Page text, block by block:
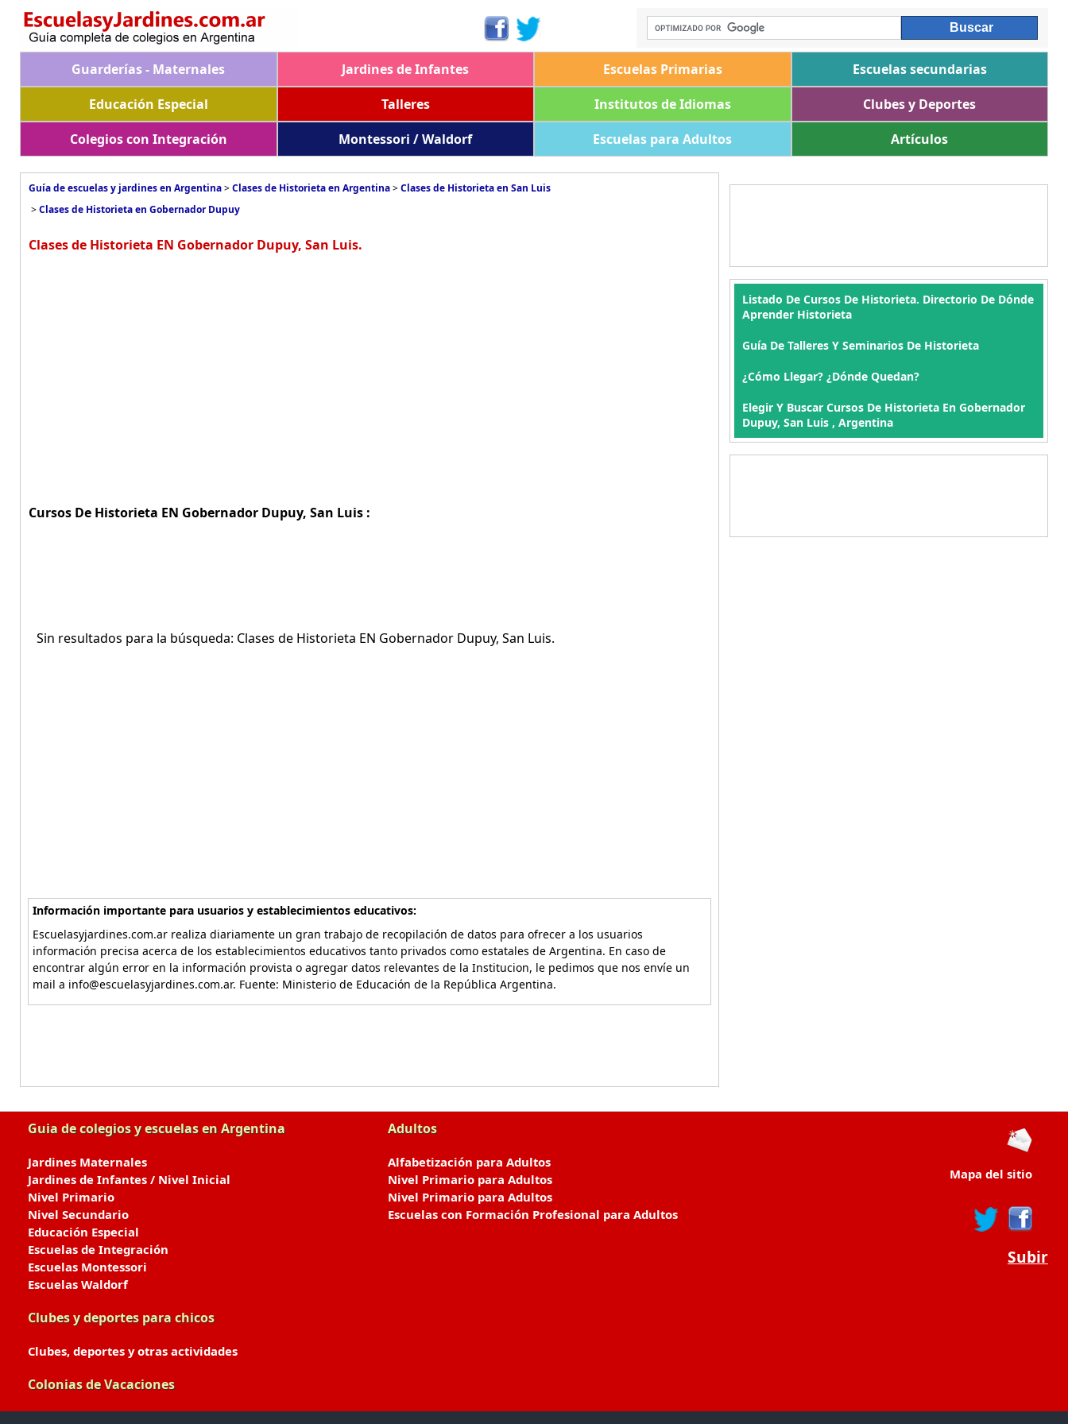
Guarderías - Maternales Jardines de Infantes Escuelas Primarias
Escuelas secundarias
Educación Especial
Talleres Institutos de Idiomas
Clubes y Deportes
Colegios con Integración
Montessori / Waldorf Escuelas para Adultos Artículos
Guía de escuelas y jardines en Argentina>Clases de Historieta en Argentina>Clases de Historieta en San Luis
>Clases de Historieta en Gobernador Dupuy
Clases de Historieta EN Gobernador Dupuy, San Luis.
Cursos De Historieta EN Gobernador Dupuy, San Luis :
Sin resultados para la búsqueda: Clases de Historieta EN Gobernador Dupuy, San Luis.
Información importante para usuarios y establecimientos educativos:
Escuelasyjardines.com.ar realiza diariamente un gran trabajo de recopilación de datos para ofrecer a los usuarios
información precisa acerca de los establecimientos educativos tanto privados como estatales de Argentina. En caso de
encontrar algún error en la información provista o agregar datos relevantes de la Institucion, le pedimos que nos envíe un
mail a info@escuelasyjardines.com.ar. Fuente: Ministerio de Educación de la República Argentina.
Listado De Cursos De Historieta. Directorio De Dónde
Aprender Historieta
Guía De Talleres Y Seminarios De Historieta
¿Cómo Llegar? ¿Dónde Quedan?
Elegir Y Buscar Cursos De Historieta En Gobernador
Dupuy, San Luis , Argentina
Guia de colegios y escuelas en Argentina
Jardines Maternales
Jardines de Infantes / Nivel Inicial
Nivel Primario
Nivel Secundario
Educación Especial
Escuelas de Integración
Escuelas Montessori
Escuelas Waldorf
Clubes y deportes para chicos
Clubes, deportes y otras actividades
Colonias de Vacaciones
Adultos
Alfabetización para Adultos
Nivel Primario para Adultos
Nivel Primario para Adultos
Escuelas con Formación Profesional para Adultos
Mapa del sitio
Subir